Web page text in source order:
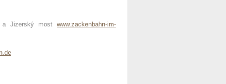
a Jizerský most www.zackenbahn-im-